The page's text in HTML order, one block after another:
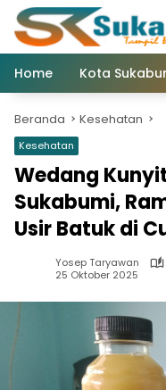
Langsung
konten
Home
Kota
Beranda Kesehatan
Kesehatan
Wedang
Sukabumi,
Usir Batuk di
Yosep Taryawan
25 Oktober 2025